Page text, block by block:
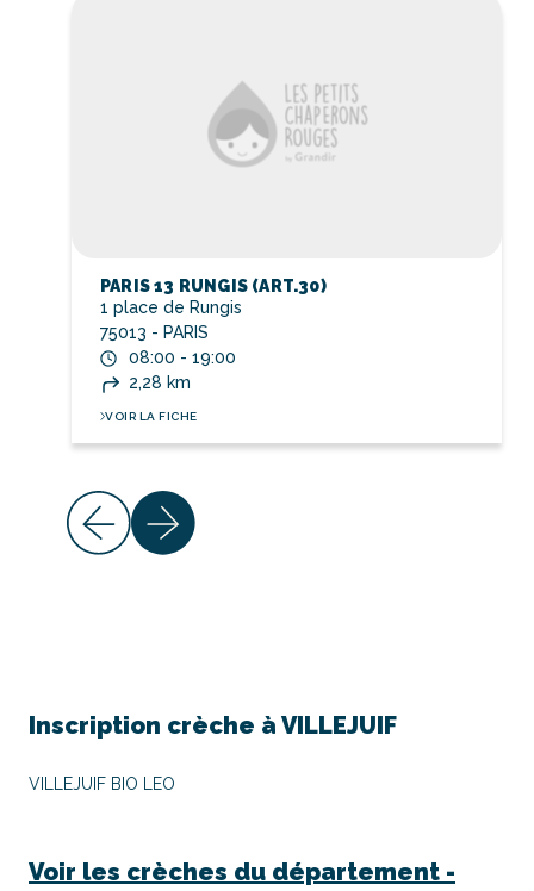
PARIS 13 RUNGIS (ART.30)
1 place de Rungis
75013 - PARIS
08:00 - 19:00
2,28 km
VOIR LA FICHE
Inscription crèche à VILLEJUIF
VILLEJUIF BIO LEO
Voir les crèches du département -